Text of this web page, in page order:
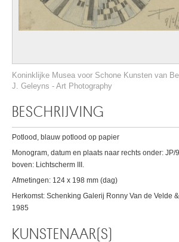
Koninklijke Musea voor Schone Kunsten van
J. Geleyns - Art Photography
BESCHRIJVING
Potlood, blauw potlood op papier
Monogram, datum en plaats naar rechts onder: JP/
boven: Lichtscherm III.
Afmetingen: 124 x 198 mm (dag)
Herkomst: Schenking Galerij Ronny Van de Velde
1985
KUNSTENAAR(S)